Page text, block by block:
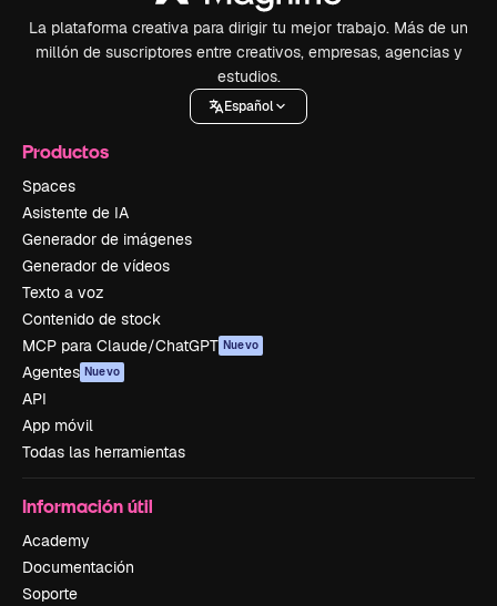
La plataforma creativa para dirigir tu mejor trabajo. Más de un
millón de suscriptores entre creativos, empresas, agencias y
estudios.
Español
Productos
Spaces
Asistente de IA
Generador de imágenes
Generador de vídeos
Texto a voz
Contenido de stock
MCP para Claude/ChatGPT Nuevo
Agentes Nuevo
API
App móvil
Todas las herramientas
Información útil
Academy
Documentación
Soporte